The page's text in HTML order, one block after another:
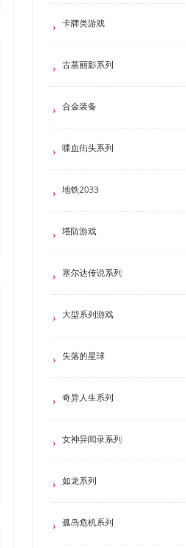
卡牌类游戏
古墓丽影系列
合金装备
喋血街头系列
地铁2033
塔防游戏
塞尔达传说系列
大型系列游戏
失落的星球
奇异人生系列
女神异闻录系列
如龙系列
孤岛危机系列